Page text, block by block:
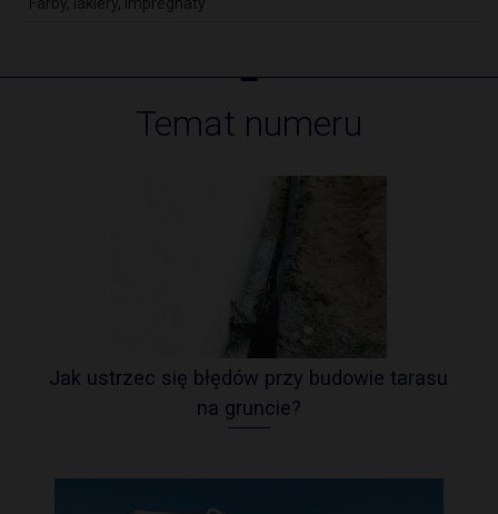
Farby, lakiery, impregnaty
Temat numeru
Jak ustrzec się błędów przy budowie tarasu
na gruncie?